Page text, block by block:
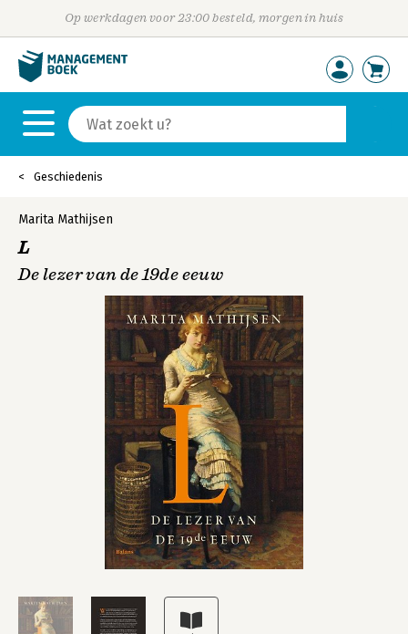
Op werkdagen voor 23:00 besteld, morgen in huis
Geschiedenis
Marita Mathijsen
L
De lezer van de 19de eeuw